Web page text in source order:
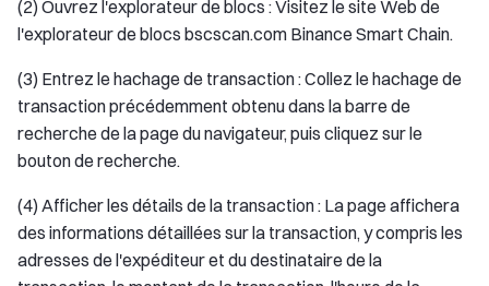
(2) Ouvrez l'explorateur de blocs : Visitez le site Web de
l'explorateur de blocs bscscan.com Binance Smart Chain.
(3) Entrez le hachage de transaction : Collez le hachage de
transaction précédemment obtenu dans la barre de
recherche de la page du navigateur, puis cliquez sur le
bouton de recherche.
(4) Afficher les détails de la transaction : La page affichera
des informations détaillées sur la transaction, y compris les
adresses de l'expéditeur et du destinataire de la